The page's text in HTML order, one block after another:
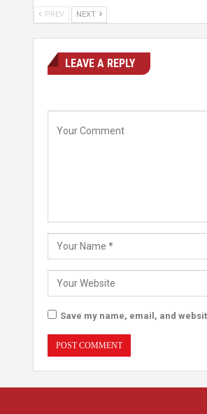
PREV NEXT
LEAVE A REPLY
Save my name, email, and